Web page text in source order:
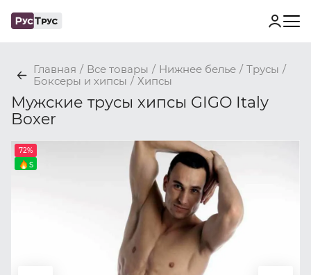
Главная / Все товары / Нижнее белье / Трусы /
Боксеры и хипсы / Хипсы
Мужские трусы хипсы GIGO Italy
Boxer
72%
S